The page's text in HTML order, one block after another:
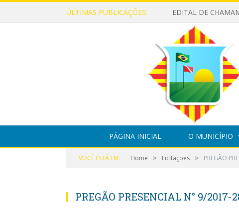
ÚLTIMAS PUBLICAÇÕES:
PÁGINA INICIAL O MUNICÍPIO
VOCÊ ESTÁ EM: Home » Licitações » PREGÃO
PREGÃO PRESENCIAL N° 9/2017-